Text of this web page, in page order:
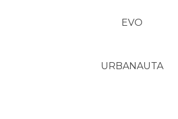
EVO
URBANAUTA